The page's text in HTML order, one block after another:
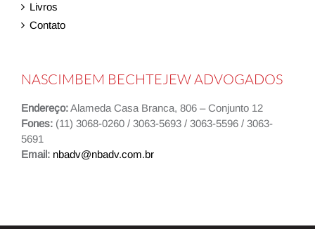
Livros
Contato
NASCIMBEM BECHTEJEW ADVOGADOS
Endereço:Alameda Casa Branca, 806 – Conjunto 12
Fones: (11) 3068-0260 / 3063-5693 / 3063-5596 / 3063-
5691
Email: nbadv@nbadv.com.br